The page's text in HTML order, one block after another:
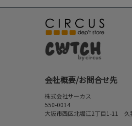
会社概要/お問合せ先
株式会社サーカス
550-0014
大阪市西区北堀江2丁目1-11 久